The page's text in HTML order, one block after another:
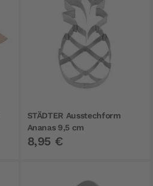
STÄDTER Ausstechform
Ananas 9,5 cm
8,95 €